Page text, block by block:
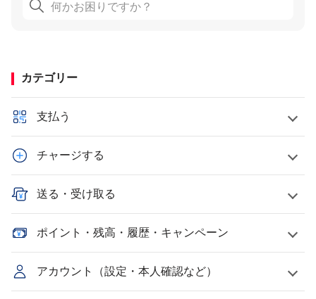
カテゴリー
支払う
チャージする
送る・受け取る
ポイント・残高・履歴・キャンペーン
アカウント（設定・本人確認など）